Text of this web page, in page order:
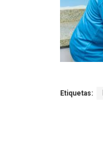
Etiquetas: